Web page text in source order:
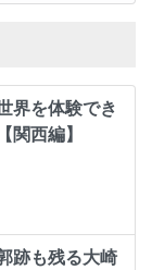
界を体験でき
関西編】
跡も残る大崎